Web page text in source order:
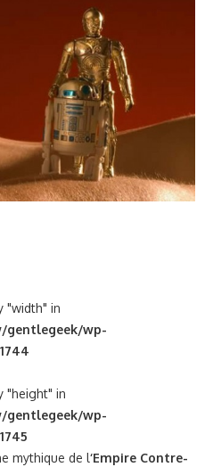
"width" in
gentlegeek/wp-
1744
"height" in
gentlegeek/wp-
1745
mythique de l‘Empire Contre-